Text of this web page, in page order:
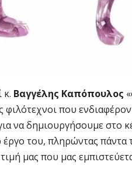
κ. Βαγγέλης Καπόπουλος
φιλότεχνοι που
να δημιουργήσουμε
του, πληρώντας
μας που μας